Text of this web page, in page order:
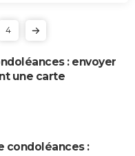
4
: envoyer
une carte
condoléances :